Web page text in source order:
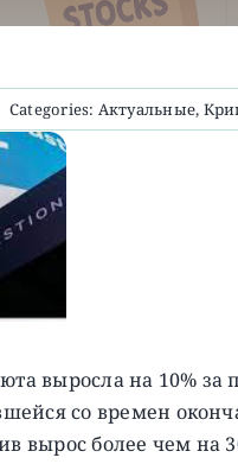
Categories: Актуальные,
выросла на 10% за
со времен
вырос более чем на